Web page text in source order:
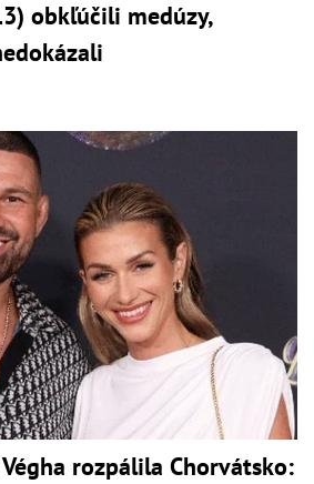
obkľúčili medúzy,
rozpálila Chorvátsko: